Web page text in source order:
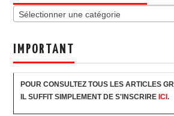
Sélectionner une catégorie
IMPORTANT
POUR CONSULTEZ TOUS LES ARTICLES
IL SUFFIT SIMPLEMENT DE S'INSCRIRE ICI.